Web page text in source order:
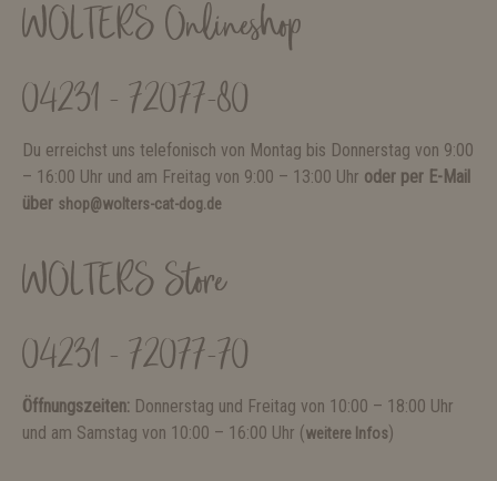
WOLTERS Onlineshop
04231 - 72077-80
Du erreichst uns telefonisch von Montag bis Donnerstag von 9:00
– 16:00 Uhr und am Freitag von 9:00 – 13:00 Uhr oder per E-Mail
über shop@wolters-cat-dog.de
WOLTERS Store
04231 - 72077-70
Öffnungszeiten: Donnerstag und Freitag von 10:00 – 18:00 Uhr
und am Samstag von 10:00 – 16:00 Uhr (weitere Infos)